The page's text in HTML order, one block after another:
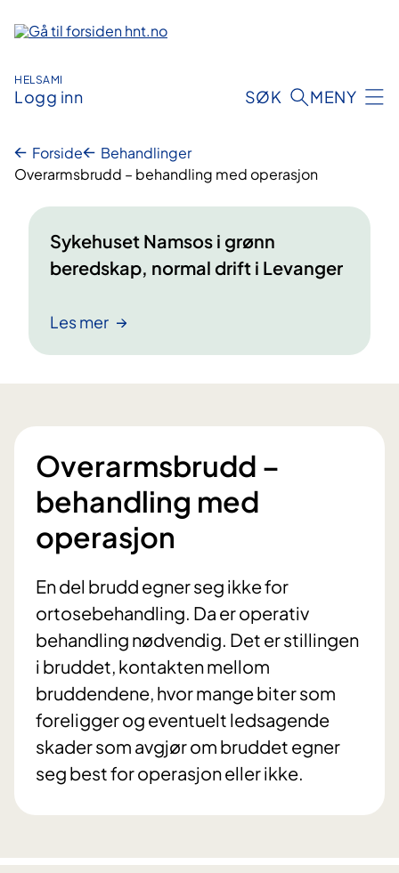
innhold
HELSAMI
Logg inn SØK MENY
Forside
Behandlinger
Overarmsbrudd – behandling med operasjon
Sykehuset Namsos i grønn
beredskap, normal drift i Levanger
Les mer
Overarmsbrudd –
behandling med
operasjon
En del brudd egner seg ikke for
ortosebehandling. Da er operativ
behandling nødvendig. Det er stillingen
i bruddet, kontakten mellom
bruddendene, hvor mange biter som
foreligger og eventuelt ledsagende
skader som avgjør om bruddet egner
seg best for operasjon eller ikke.